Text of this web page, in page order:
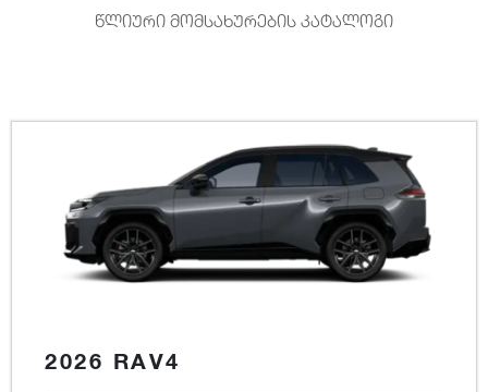
წლიური მომსახურების კატალოგი
2026 RAV4